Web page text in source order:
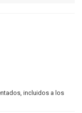
incluidos a los